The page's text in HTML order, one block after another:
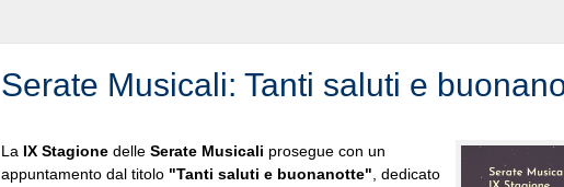
Serate Musicali: Tanti saluti e
La IX Stagione delle Serate Musicali prosegue con un
appuntamento dal titolo "Tanti saluti e buonanotte" , dedicato